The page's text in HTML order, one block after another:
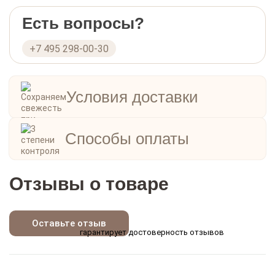
Есть вопросы?
+7 495 298-00-30
Условия доставки
Способы оплаты
Отзывы о товаре
Оставьте отзыв
гарантирует достоверность отзывов